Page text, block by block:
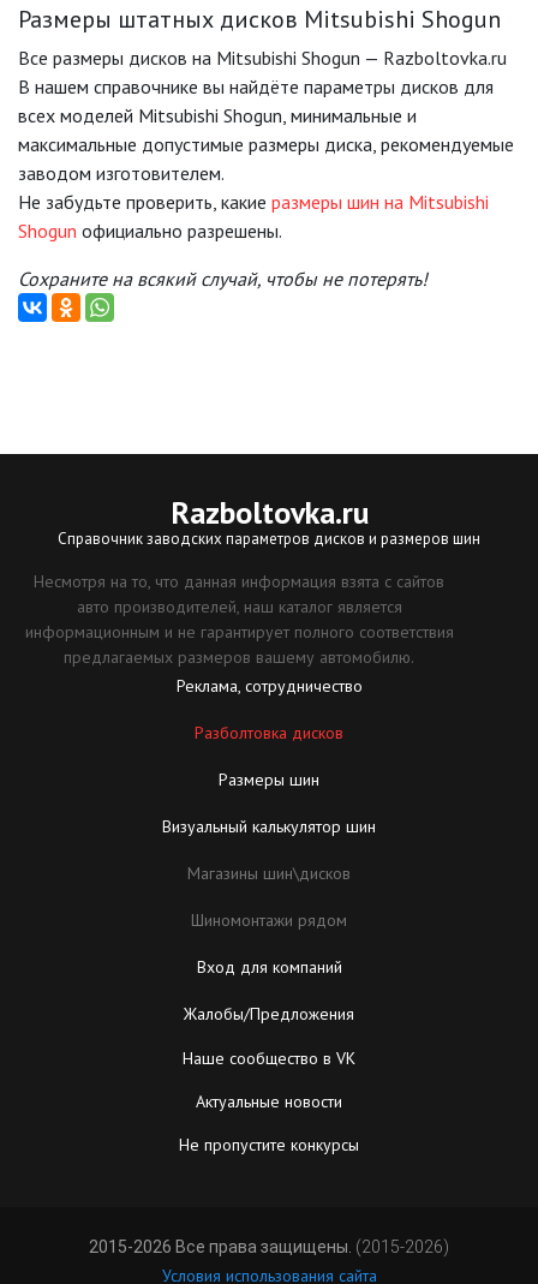
Размеры штатных дисков Mitsubishi Shogun
Все размеры дисков на Mitsubishi Shogun — Razboltovka.ru
В нашем справочнике вы найдёте параметры дисков для
всех моделей Mitsubishi Shogun, минимальные и
максимальные допустимые размеры диска, рекомендуемые
заводом изготовителем.
Не забудьте проверить, какие размеры шин на Mitsubishi
Shogun официально разрешены.
Сохраните на всякий случай, чтобы не потерять!
Razboltovka.ru
Справочник заводских параметров дисков и размеров шин
Несмотря на то, что данная информация взята с сайтов
авто производителей, наш каталог является
информационным и не гарантирует полного соответствия
предлагаемых размеров вашему автомобилю.
Реклама, сотрудничество
Разболтовка дисков
Размеры шин
Визуальный калькулятор шин
Магазины шин\дисков
Шиномонтажи рядом
Вход для компаний
Жалобы/Предложения
Наше сообщество в VK
Актуальные новости
Не пропустите конкурсы
2015-2026 Все права защищены. (2015-2026)
Условия использования сайта